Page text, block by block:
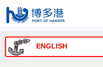
ENGLISH